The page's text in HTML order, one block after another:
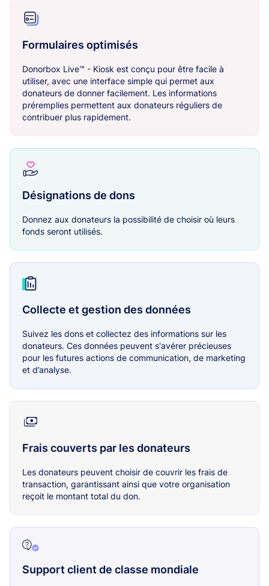
Formulaires optimisés
Donorbox Live™ - Kiosk est conçu pour être facile à
utiliser, avec une interface simple qui permet aux
donateurs de donner facilement. Les informations
préremplies permettent aux donateurs réguliers de
contribuer plus rapidement.
Désignations de dons
Donnez aux donateurs la possibilité de choisir où leurs
fonds seront utilisés.
Collecte et gestion des données
Suivez les dons et collectez des informations sur les
donateurs. Ces données peuvent s'avérer précieuses
pour les futures actions de communication, de marketing
et d’analyse.
Frais couverts par les donateurs
Les donateurs peuvent choisir de couvrir les frais de
transaction, garantissant ainsi que votre organisation
reçoit le montant total du don.
Support client de classe mondiale